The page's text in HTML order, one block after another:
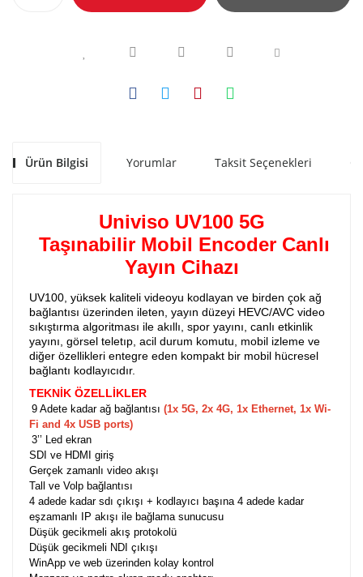
Ürün Bilgisi Yorumlar Taksit Seçenekleri
Univiso UV100 5G
Taşınabilir Mobil Encoder Canlı
Yayın Cihazı
UV100, yüksek kaliteli videoyu kodlayan ve birden çok ağ
bağlantısı üzerinden ileten, yayın düzeyi HEVC/AVC video
sıkıştırma algoritması ile akıllı, spor yayını, canlı etkinlik
yayını, görsel teletıp, acil durum komutu, mobil izleme ve
diğer özellikleri entegre eden kompakt bir mobil hücresel
bağlantı kodlayıcıdır.
TEKNİK ÖZELLİKLER
9 Adete kadar ağ bağlantısı (1x 5G, 2x 4G, 1x Ethernet, 1x Wi-
Fi and 4x USB ports)
3’’ Led ekran
SDI ve HDMI giriş
Gerçek zamanlı video akışı
Tall ve Volp bağlantısı
4 adede kadar sdı çıkışı + kodlayıcı başına 4 adede kadar
eşzamanlı IP akışı ile bağlama sunucusu
Düşük gecikmeli akış protokolü
Düşük gecikmeli NDI çıkışı
WinApp ve web üzerinden kolay kontrol